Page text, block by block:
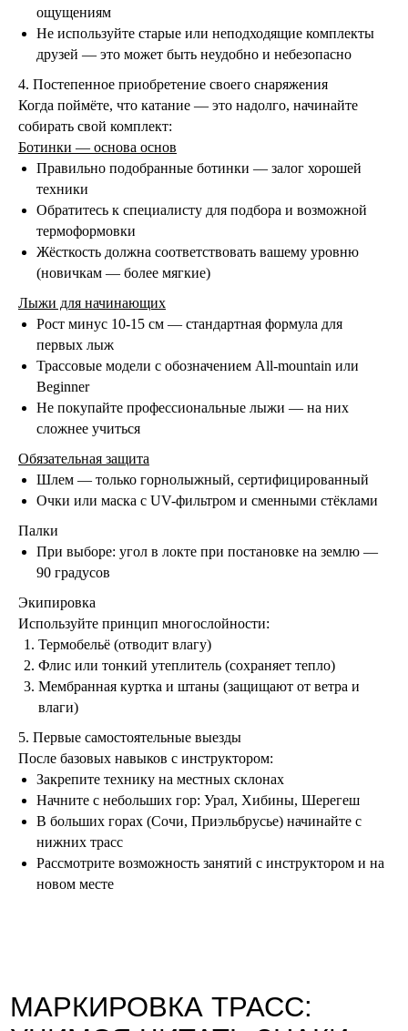
ощущениям
Не используйте старые или неподходящие комплекты
друзей — это может быть неудобно и небезопасно
4. Постепенное приобретение своего снаряжения
Когда поймёте, что катание — это надолго, начинайте
собирать свой комплект:
Ботинки — основа основ
Правильно подобранные ботинки — залог хорошей
техники
Обратитесь к специалисту для подбора и возможной
термоформовки
Жёсткость должна соответствовать вашему уровню
(новичкам — более мягкие)
Лыжи для начинающих
Рост минус 10-15 см — стандартная формула для
первых лыж
Трассовые модели с обозначением All-mountain или
Beginner
Не покупайте профессиональные лыжи — на них
сложнее учиться
Обязательная защита
Шлем — только горнолыжный, сертифицированный
Очки или маска с UV-фильтром и сменными стёклами
Палки
При выборе: угол в локте при постановке на землю —
90 градусов
Экипировка
Используйте принцип многослойности:
Термобельё (отводит влагу)
Флис или тонкий утеплитель (сохраняет тепло)
Мембранная куртка и штаны (защищают от ветра и
влаги)
5. Первые самостоятельные выезды
После базовых навыков с инструктором:
Закрепите технику на местных склонах
Начните с небольших гор: Урал, Хибины, Шерегеш
В больших горах (Сочи, Приэльбрусье) начинайте с
нижних трасс
Рассмотрите возможность занятий с инструктором и на
новом месте
МАРКИРОВКА ТРАСС:
УЧИМСЯ ЧИТАТЬ ЗНАКИ
ТИПЫ ПОДЪЁМНИКОВ И
КАК ИМИ ПОЛЬЗОВАТЬСЯ
ПРАВИЛА БЕЗОПАСНОСТИ
НА СКЛОНЕ